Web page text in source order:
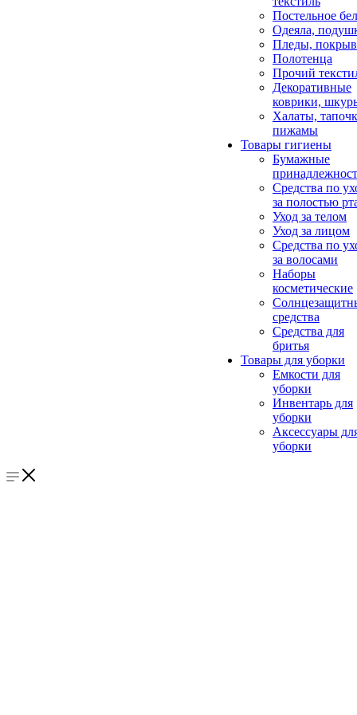
Постельное
Одеяла,
Пледы,
Полотенца
Прочий
Декоративные
коврики,
Халаты,
пижамы
Товары гигиены
Бумажные
Средства по
за полостью
Уход за телом
Уход за лицом
Средства по
за волосами
Наборы
косметические
средства
Средства для
бритья
Товары для уборки
Емкости для
уборки
Инвентарь для
уборки
Аксессуары
уборки